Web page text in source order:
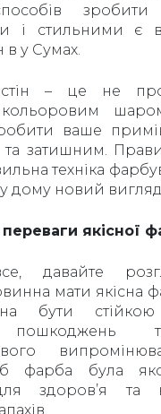
зробити
і стильними є
в у Сумах.
стін – це не
кольоровим
ваше
затишним.
техніка
дому новий вигляд.
переваги якісної
давайте
мати якісна
бути
пошкоджень
фарба була
здоров’я та